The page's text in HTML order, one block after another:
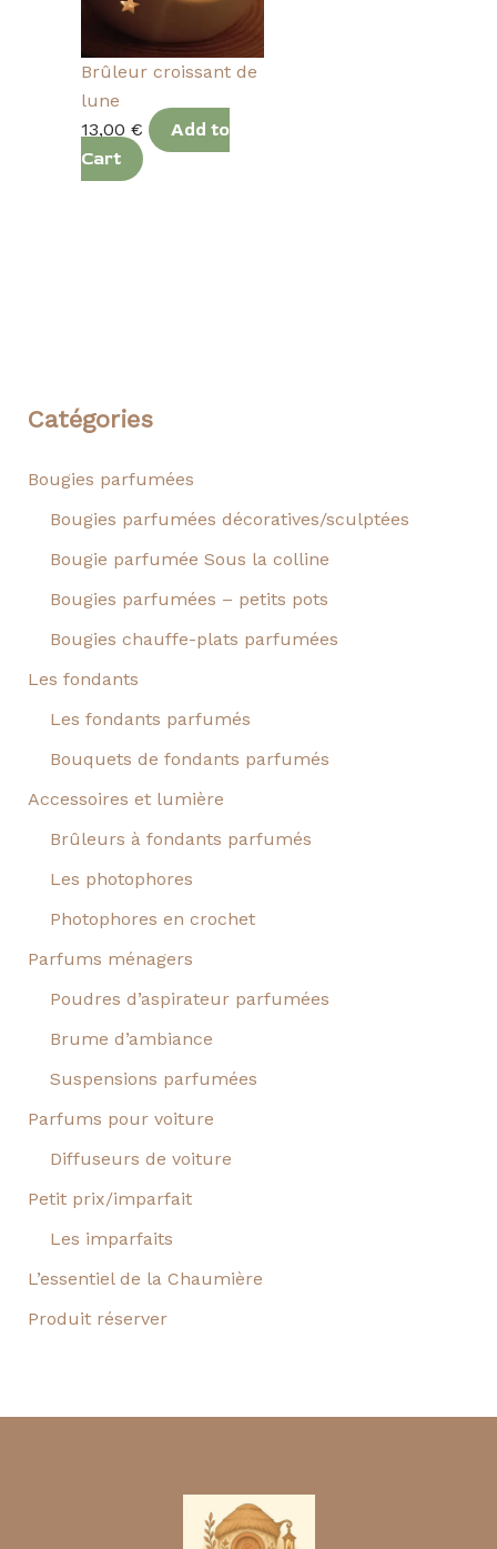
Brûleur croissant de
lune
13,00 €
Add to
Cart
Catégories
Bougies parfumées
Bougies parfumées décoratives/sculptées
Bougie parfumée Sous la colline
Bougies parfumées – petits pots
Bougies chauffe-plats parfumées
Les fondants
Les fondants parfumés
Bouquets de fondants parfumés
Accessoires et lumière
Brûleurs à fondants parfumés
Les photophores
Photophores en crochet
Parfums ménagers
Poudres d’aspirateur parfumées
Brume d’ambiance
Suspensions parfumées
Parfums pour voiture
Diffuseurs de voiture
Petit prix/imparfait
Les imparfaits
L’essentiel de la Chaumière
Produit réserver